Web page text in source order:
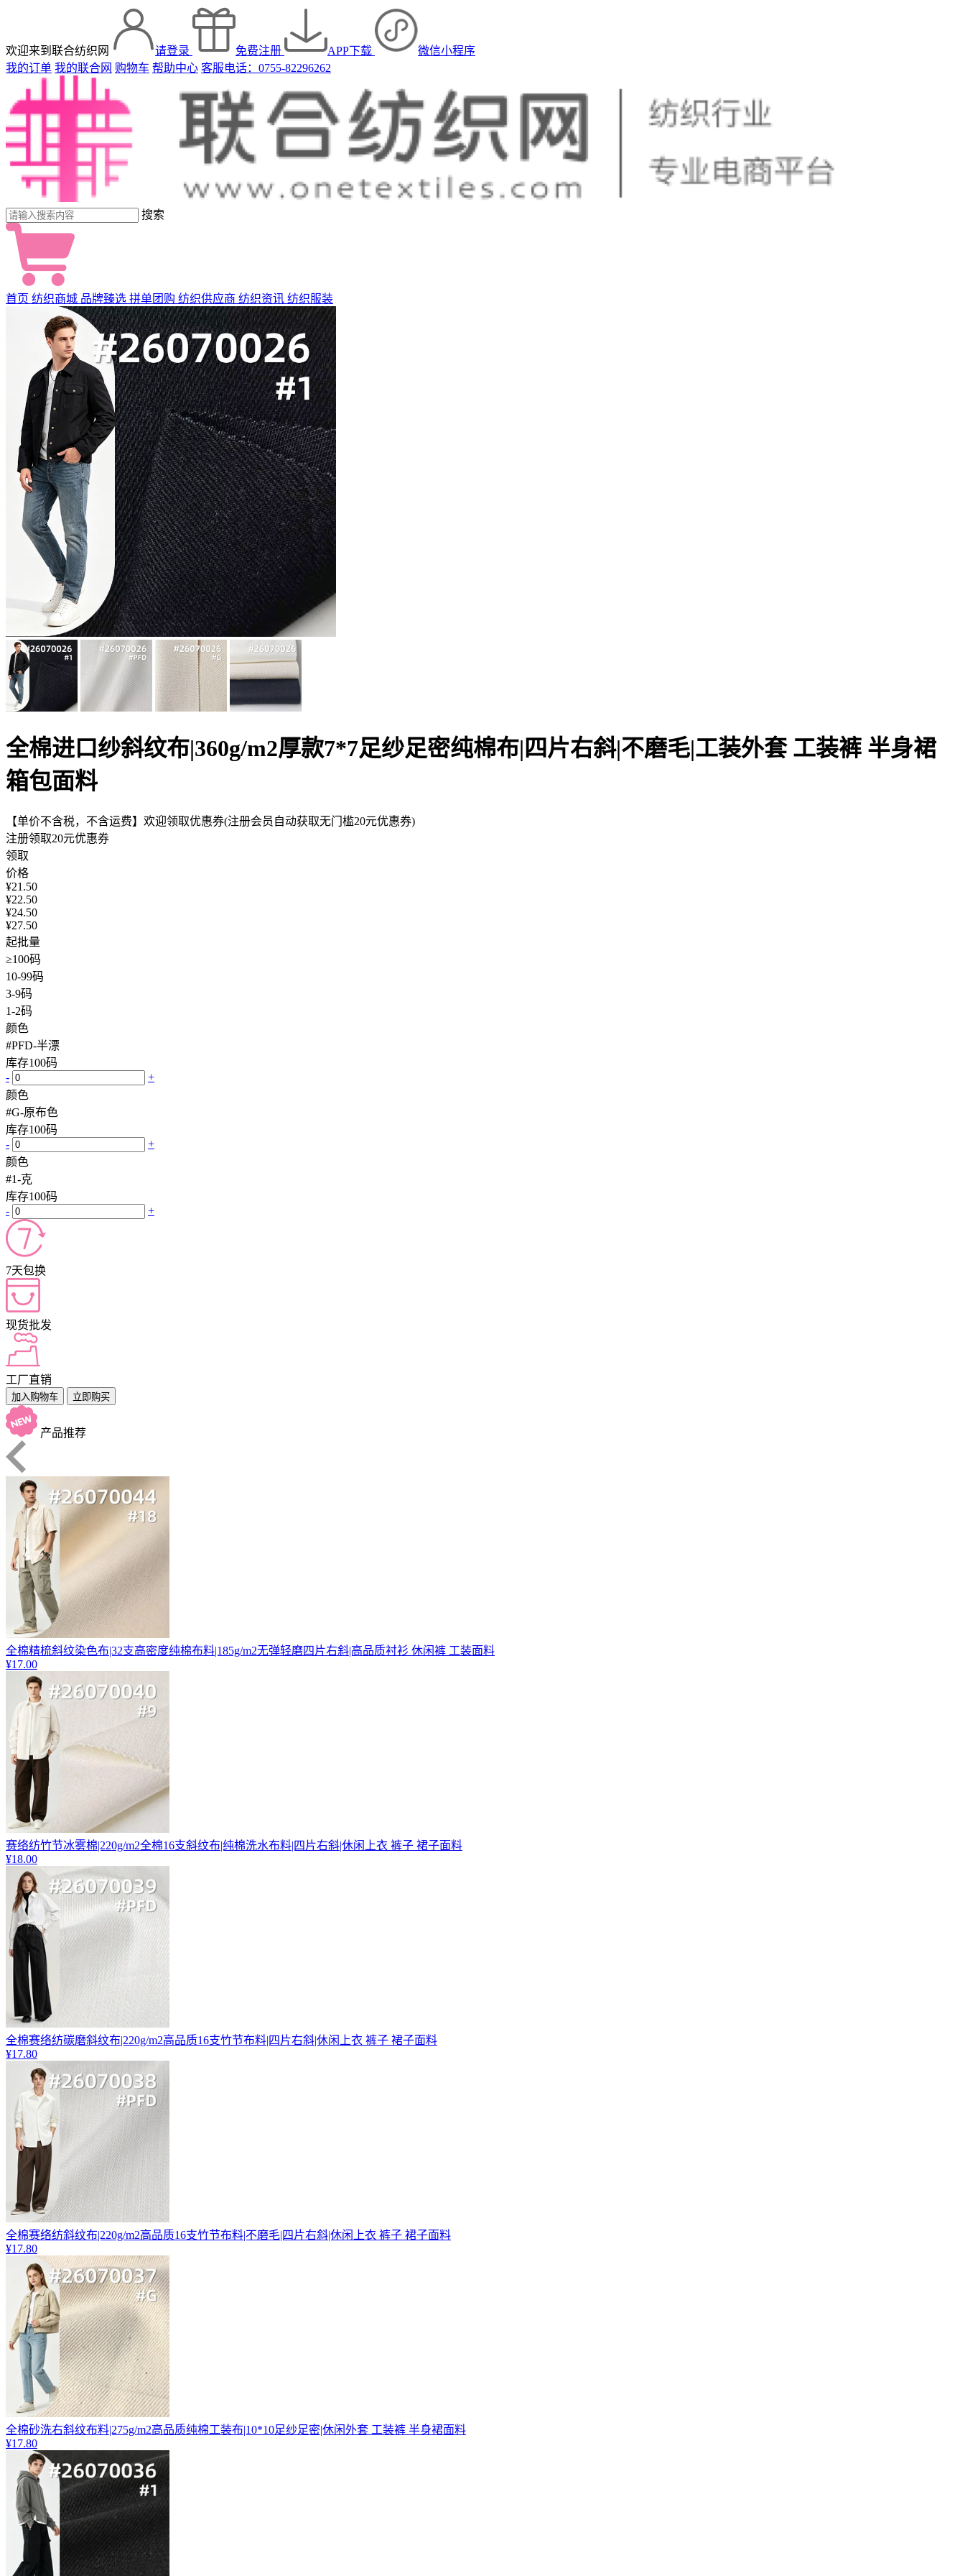
欢迎来到联合纺织网 请登录 免费注册 APP下载
微信小程序
我的订单 我的联合网 购物车 帮助中心 客服电话：0755-82296262
搜索
首页 纺织商城 品牌臻选 拼单团购 纺织供应商 纺织资讯 纺织服装
全棉进口纱斜纹布|360g/m2厚款7*7足纱足密纯棉布|四片右斜|不磨毛|工装外套 工装裤 半身裙
箱包面料
【单价不含税，不含运费】欢迎领取优惠券(注册会员自动获取无门槛20元优惠券)
注册领取20元优惠券
领取
价格
¥21.50
¥22.50
¥24.50
¥27.50
起批量
≥100码
10-99码
3-9码
1-2码
颜色
#PFD-半漂
库存100码
-
+
颜色
#G-原布色
库存100码
-
+
颜色
#1-克
库存100码
-
+
7天包换
现货批发
工厂直销
加入购物车 立即购买
产品推荐
全棉精梳斜纹染色布|32支高密度纯棉布料|185g/m2无弹轻磨四片右斜|高品质衬衫‌ 休闲裤‌ 工装‌面料
¥17.00
赛络纺竹节冰雾棉|220g/m2全棉16支斜纹布|纯棉洗水布料|四片右斜|休闲上衣 裤子 裙子面料
¥18.00
全棉赛络纺碳磨斜纹布|220g/m2高品质16支竹节布料|四片右斜|休闲上衣 裤子 裙子面料
¥17.80
全棉赛络纺斜纹布|220g/m2高品质16支竹节布料|不磨毛|四片右斜|休闲上衣 裤子 裙子面料
¥17.80
全棉砂洗右斜纹布料|275g/m2高品质纯棉工装布|10*10足纱足密|休闲外套 工装裤 半身裙面料
¥17.80